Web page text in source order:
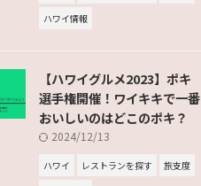
ハワイ情報
【ハワイグルメ2023】ポキ
選手権開催！ワイキキで一番
おいしいのはどこのポキ？
2024/12/13
ハワイ レストランを探す
旅支度